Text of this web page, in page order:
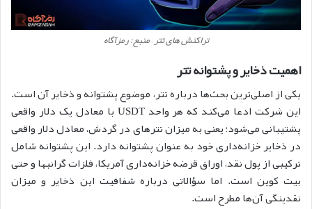
تراکنش های تتر – منبع: رمزآگاه
اهمیت ذخایر و پشتوانه تتر
یکی از اصلی‌ترین بحث‌ها درباره تتر، موضوع پشتوانه و ذخایر آن است.
این شرکت ادعا می‌کند که هر واحد USDT با معادل یک دلار واقعی
پشتیبانی می‌شود؛ یعنی به میزان تترهای در گردش، معادل دلار واقعی
در ذخایر خزانه‌داری خود به عنوان پشتوانه دارد. این پشتوانه شامل
ترکیبی از پول نقد، اوراق قرضه خزانه‌داری آمریکا، فلزات گرانبها و حتی
بیت کوین است. اما سؤالاتی درباره شفافیت این ذخایر و میزان
نقدینگی آن‌ها مطرح است.